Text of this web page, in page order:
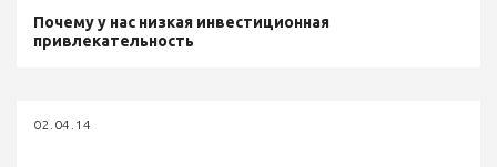
Почему у нас низкая инвестиционная
привлекательность
02.04.14